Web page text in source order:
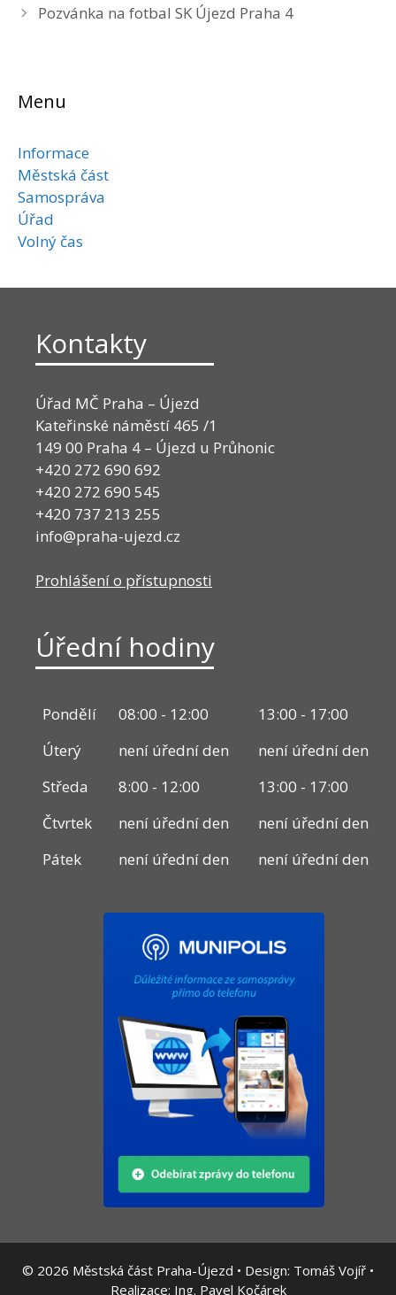
Pozvánka na fotbal SK Újezd Praha 4
Menu
Informace
Městská část
Samospráva
Úřad
Volný čas
Kontakty
Úřad MČ Praha – Újezd
Kateřinské náměstí 465 /1
149 00 Praha 4 – Újezd u Průhonic
+420 272 690 692
+420 272 690 545
+420 737 213 255
info@praha-ujezd.cz
Prohlášení o přístupnosti
Úřední hodiny
Pondělí 08:00 - 12:00
13:00 - 17:00
Úterý
není úřední den
není úřední den
Středa
8:00 - 12:00
13:00 - 17:00
Čtvrtek
není úřední den
není úřední den
Pátek
není úřední den není úřední den
© 2026 Městská část Praha-Újezd • Design: Tomáš Vojíř •
Realizace: Ing. Pavel Kočárek